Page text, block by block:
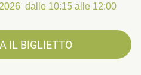
dalle 10:15 alle 12:00
IL BIGLIETTO